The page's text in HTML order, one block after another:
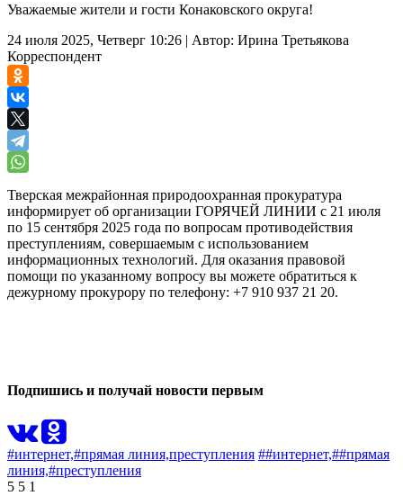
Уважаемые жители и гости Конаковского округа!
24 июля 2025, Четверг 10:26 | Автор: Ирина Третьякова
Корреспондент
Тверская межрайонная природоохранная прокуратура
информирует об организации ГОРЯЧЕЙ ЛИНИИ с 21 июля
по 15 сентября 2025 года по вопросам противодействия
преступлениям, совершаемым с использованием
информационных технологий. Для оказания правовой
помощи по указанному вопросу вы можете обратиться к
дежурному прокурору по телефону: +7 910 937 21 20.
Подпишись и получай новости первым
#интернет,#прямая линия,преступления ##интернет,##прямая
линия,#преступления
5 5 1